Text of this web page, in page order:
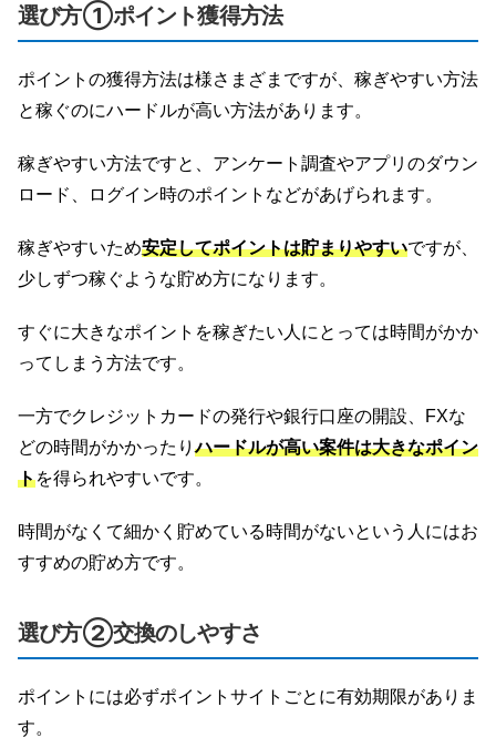
選び方①ポイント獲得方法
ポイントの獲得方法は様さまざまですが、稼ぎやすい方法
と稼ぐのにハードルが高い方法があります。
稼ぎやすい方法ですと、アンケート調査やアプリのダウン
ロード、ログイン時のポイントなどがあげられます。
稼ぎやすいため安定してポイントは貯まりやすいですが、
少しずつ稼ぐような貯め方になります。
すぐに大きなポイントを稼ぎたい人にとっては時間がかか
ってしまう方法です。
一方でクレジットカードの発行や銀行口座の開設、FXな
どの時間がかかったりハードルが高い案件は大きなポイン
トを得られやすいです。
時間がなくて細かく貯めている時間がないという人にはお
すすめの貯め方です。
選び方②交換のしやすさ
ポイントには必ずポイントサイトごとに有効期限がありま
す。